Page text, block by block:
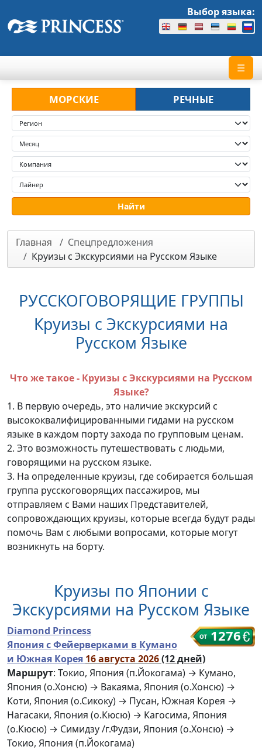
Выбор языка:
☰
МОРСКИЕ РЕЧНЫЕ
Главная
Спецпредложения
Круизы с Экскурсиями на Русском Языке
РУССКОГОВОРЯЩИЕ ГРУППЫ
Круизы с Экскурсиями на
Русском Языке
Что же такое - Круизы с Экскурсиями на Русском
Языке?
1. В первую очередь, это наличие экскурсий с
высококвалифицированными гидами на русском
языке в каждом порту захода по групповым ценам.
2. Это возможность путешествовать с людьми,
говорящими на русском языке.
3. На определенные круизы, где собирается большая
группа русскоговорящих пассажиров, мы
отправляем с Вами наших Представителей,
сопровождающих круизы, которые всегда будут рады
помочь Вам с любыми вопросами, которые могут
возникнуть на борту.
Круизы по Японии с
Экскурсиями на Русском Языке
1276
Diamond Princess
Япония с Фейерверками в Кумано
и Южная Корея 16 августа 2026(12 дней)
Маршрут: Токио, Япония (п.Йокогама) → Кумано,
Япония (о.Хонсю) → Вакаяма, Япония (о.Хонсю) →
Коти, Япония (о.Сикоку) → Пусан, Южная Корея →
Нагасаки, Япония (о.Кюсю) → Кагосима, Япония
(о.Кюсю) → Симидзу /г.Фудзи, Япония (о.Хонсю) →
Токио, Япония (п.Йокогама)